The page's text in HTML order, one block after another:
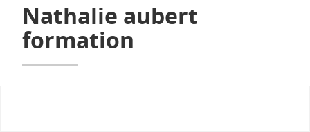
Nathalie aubert
formation